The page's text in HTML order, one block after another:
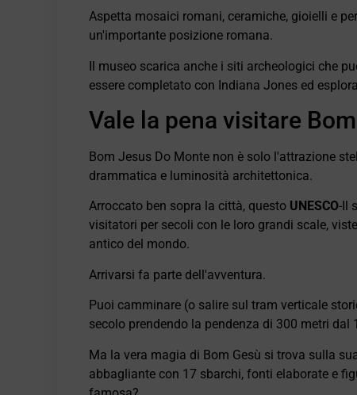
Aspetta mosaici romani, ceramiche, gioielli e
un'importante posizione romana.
Il museo scarica anche i siti archeologici che
essere completato con Indiana Jones ed
Vale la pena visitare
Bom Jesus Do Monte non è solo l'attrazione
drammatica e luminosità architettonica.
Arroccato ben sopra la città, questo UNESCO-Il
visitatori per secoli con le loro grandi scale,
antico del mondo.
Arrivarsi fa parte dell'avventura.
Puoi camminare (o salire sul tram verticale
secolo prendendo la pendenza di 300 metri dal
Ma la vera magia di Bom Gesù si trova sulla
abbagliante con 17 sbarchi, fonti elaborate e